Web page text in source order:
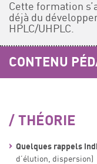
Cette formation
déjà du
HPLC/UHPLC.
CONTENU
THÉORIE
Quelques rappels
d’élution, dispersion)